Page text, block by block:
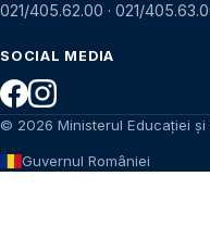
021/405.62.00 · 021/
SOCIAL MEDIA
© 2026 Ministerul Educației
Guvernul României